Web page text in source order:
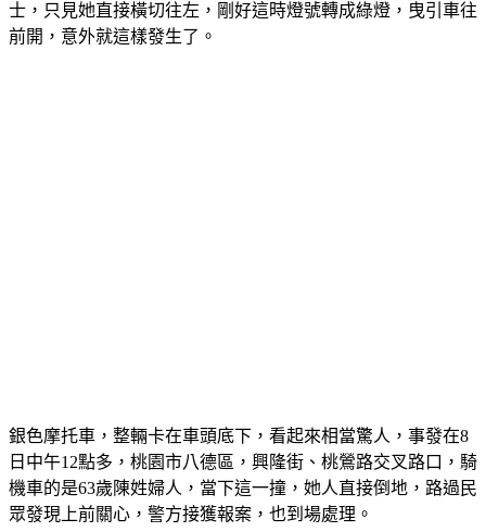
士，只見她直接橫切往左，剛好這時燈號轉成綠燈，曳引車往
前開，意外就這樣發生了。
銀色摩托車，整輛卡在車頭底下，看起來相當驚人，事發在8
日中午12點多，桃園市八德區，興隆街、桃鶯路交叉路口，騎
機車的是63歲陳姓婦人，當下這一撞，她人直接倒地，路過民
眾發現上前關心，警方接獲報案，也到場處理。